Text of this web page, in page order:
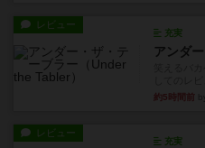
レビュー
充実
アンダ
約5時間前
レビュー
充実